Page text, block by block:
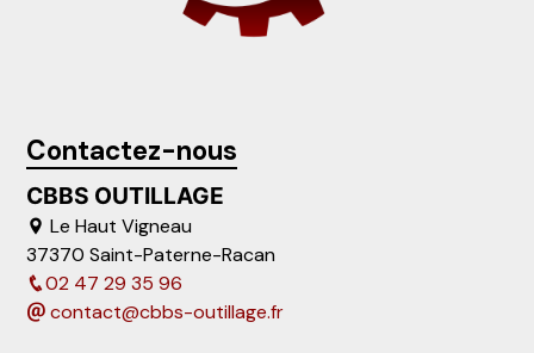
Contactez-nous
CBBS OUTILLAGE
Le Haut Vigneau
37370 Saint-Paterne-Racan
02 47 29 35 96
contact@cbbs-outillage.fr